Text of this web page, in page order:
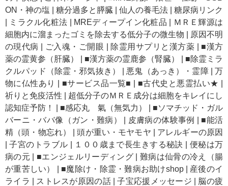
ON・神の塩
糖分過多と膵臓 仙人の養毛法
糖尿病リンク
ミラクル化粧法 MREディープイン化粧品
ＭＲＥ輝源は
細胞内に溜まったゴミを除去する低分子の微生物
原因不明
の現代病
ご入魂・ご開眼 除霊用サプリと漢方薬
■漢方
薬の霊黄参（肝臓）
■漢方薬の霊鹿参（腎臓）
■除霊ミラ
クルパッド（除霊・邪気抜き）
悪鬼（あっき）・霊障|万
物に仏性あり
■サービス品一覧■ ■古代史と悪霊払い★
祈りと免疫活性
超低分子のＭＲＥ成分は細胞をキレイにし
認知症予防！
■感応丸 氣（無気力）
■ソマチッド・ガル
バーニ・ババ像（ガン・難病）
皮膚病の体験事例
■能活
精（頭・物忘れ）
|頭が重い・モヤモヤ
アレルギーの原因
|子宮のトラブル １００歳まで長生きする秘訣
便秘は万
病の元
■エンジェルリーディング
難病は仙骨の冷え（腸
が重苦しい）
■魔除け・除霊・難病お助けshop| 産後のイ
ライラ
ストレスが原因の話|子宝応援メッセージ
脳の疲